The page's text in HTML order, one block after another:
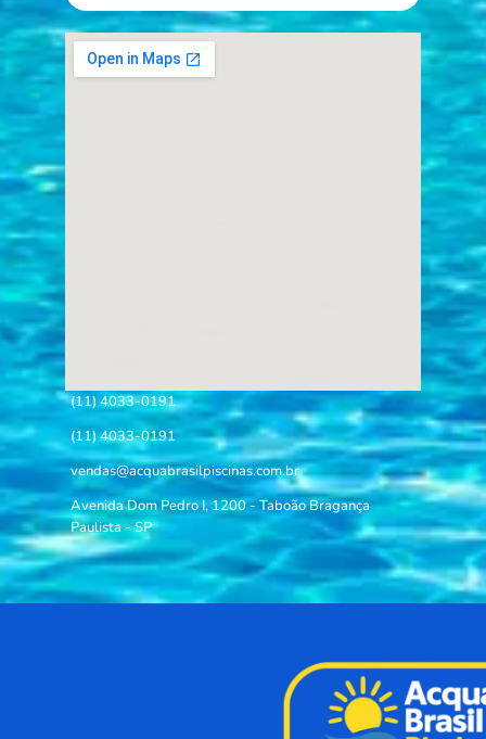
(11) 4033-0191
(11) 4033-0191
vendas@acquabrasilpiscinas.com.br
Avenida Dom Pedro I, 1200 - Taboão Bragança
Paulista - SP